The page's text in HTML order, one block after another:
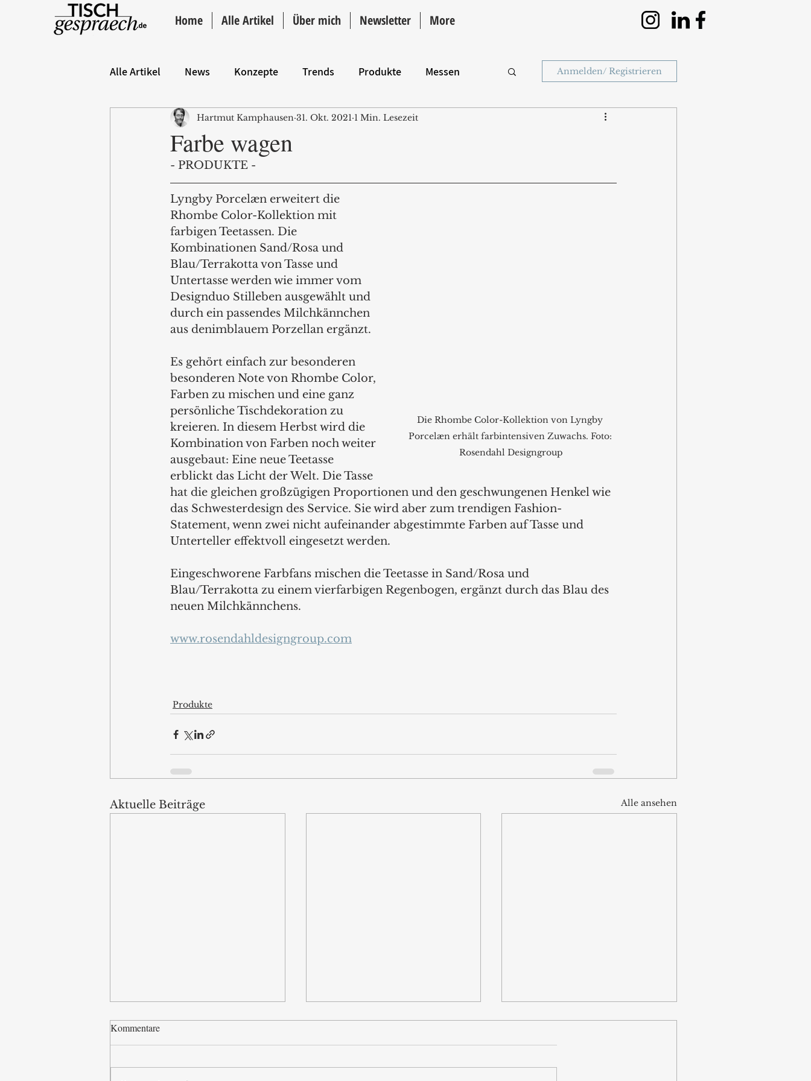
Home Alle Artikel Über mich Newsletter More
Alle Artikel News Konzepte Trends Produkte Messen
Hintergrund ANZEIGE Intro
Anmelden/ Registrieren
Farbe wagen
Hartmut Kamphausen 31. Okt. 2021 1 Min. Lesezeit
- PRODUKTE -
Die Rhombe Color-Kollektion von Lyngby
Porcelæn erhält farbintensiven Zuwachs. Foto:
Rosendahl Designgroup
Lyngby Porcelæn erweitert die
Rhombe Color-Kollektion mit
farbigen Teetassen. Die
Kombinationen Sand/Rosa und
Blau/Terrakotta von Tasse und
Untertasse werden wie immer vom
Designduo Stilleben ausgewählt und
durch ein passendes Milchkännchen
aus denimblauem Porzellan ergänzt.
Es gehört einfach zur besonderen
besonderen Note von Rhombe Color,
Farben zu mischen und eine ganz
persönliche Tischdekoration zu
kreieren. In diesem Herbst wird die
Kombination von Farben noch weiter
ausgebaut: Eine neue Teetasse
erblickt das Licht der Welt. Die Tasse
hat die gleichen großzügigen Proportionen und den geschwungenen Henkel wie
das Schwesterdesign des Service. Sie wird aber zum trendigen Fashion-
Statement, wenn zwei nicht aufeinander abgestimmte Farben auf Tasse und
Unterteller effektvoll eingesetzt werden.
Eingeschworene Farbfans mischen die Teetasse in Sand/Rosa und
Blau/Terrakotta zu einem vierfarbigen Regenbogen, ergänzt durch das Blau des
neuen Milchkännchens.
www.rosendahldesigngroup.com
Produkte
Aktuelle Beiträge Alle ansehen
Kommentare